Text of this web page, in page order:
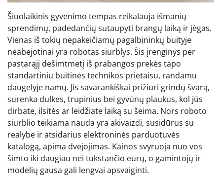
Šiuolaikinis gyvenimo tempas reikalauja išmanių
sprendimų, padedančių sutaupyti brangų laiką ir jėgas.
Vienas iš tokių nepakeičiamų pagalbininkų buityje
neabejotinai yra robotas siurblys. Šis įrenginys per
pastarąjį dešimtmetį iš prabangos prekės tapo
standartiniu buitinės technikos prietaisu, randamu
daugelyje namų. Jis savarankiškai prižiūri grindų švarą,
surenka dulkes, trupinius bei gyvūnų plaukus, kol jūs
dirbate, ilsitės ar leidžiate laiką su šeima. Nors roboto
siurblio teikiama nauda yra akivaizdi, susidūrus su
realybe ir atsidarius elektroninės parduotuvės
katalogą, apima dvejojimas. Kainos svyruoja nuo vos
šimto iki daugiau nei tūkstančio eurų, o gamintojų ir
modelių gausa gali lengvai apsvaiginti.